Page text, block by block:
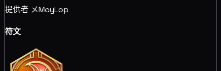
提供者 メMoyLop
符文